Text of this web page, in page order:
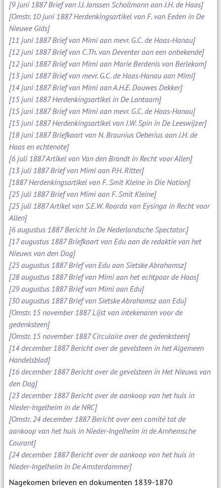
[9 juni 1887 Brief van J.J. Janssen Schollmann aan J.H. de Haas]
[Omstr. 10 juni 1887 Herdenkingsartikel van F. van Eeden in De
Nieuwe Gids]
[11 juni 1887 Brief van Mimi aan mevr. G.C. de Haas-Hanau]
[12 juni 1887 Brief van C.Th. van Deventer aan een onbekende]
[12 juni 1887 Brief van Mimi aan Marie Berdenis van Berlekom]
[13 juni 1887 Brief van mevr. G.C. de Haas-Hanau aan Mimi]
[14 juni 1887 Brief van Mimi aan A.H.E. Douwes Dekker]
[15 juni 1887 Herdenkingsartikel in De Lantaarn]
[15 juni 1887 Brief van Mimi aan mevr. G.C. de Haas-Hanau]
[15 juni 1887 Herdenkingsartikel van J.W. Spin in De Leeswijzer]
[18 juni 1887 Briefkaart van N. Braunius Oeberius aan J.H. de
Haas en echtenote]
[6 juli 1887 Artikel van Van den Brandt in Recht voor Allen]
[13 juli 1887 Brief van Mimi aan P.H. Ritter]
[1887 Herdenkingsartikel van F. Smit Kleine in Die Nation]
[25 juli 1887 Brief van Mimi aan F. Smit Kleine]
[25 juli 1887 Artikel van S.E.W. Roorda van Eysinga in Recht voor
Allen]
[6 augustus 1887 Bericht in De Nederlandsche Spectator.]
[17 augustus 1887 Briefkaart van Edu aan de redaktie van het
Nieuws van den Dag]
[25 augustus 1887 Brief van Edu aan Sietske Abrahamsz]
[28 augustus 1887 Brief van Mimi aan het echtpaar de Haas]
[29 augustus 1887 Brief van Mimi aan Edu]
[30 augustus 1887 Brief van Sietske Abrahamsz aan Edu]
[Omstr. 15 november 1887 Lijst van intekenaren voor de
gedenksteen]
[Omstr. 15 november 1887 Circulaire over de gedenksteen]
[14 december 1887 Bericht over de gevelsteen in het Algemeen
Handelsblad]
[16 december 1887 Bericht over de gevelsteen in Het Nieuws van
den Dag]
[23 december 1887 Bericht over de aankoop van het huis in
Nieder-Ingelheim in de NRC]
[Omstr. 24 december 1887 Bericht over een comité tot de
aankoop van het huis in Nieder-Ingelheim in de Arnhemsche
Courant]
[24 december 1887 Bericht over de aankoop van het huis in
Nieder-Ingelheim in De Amsterdammer]
Nagekomen brieven en dokumenten 1839-1870